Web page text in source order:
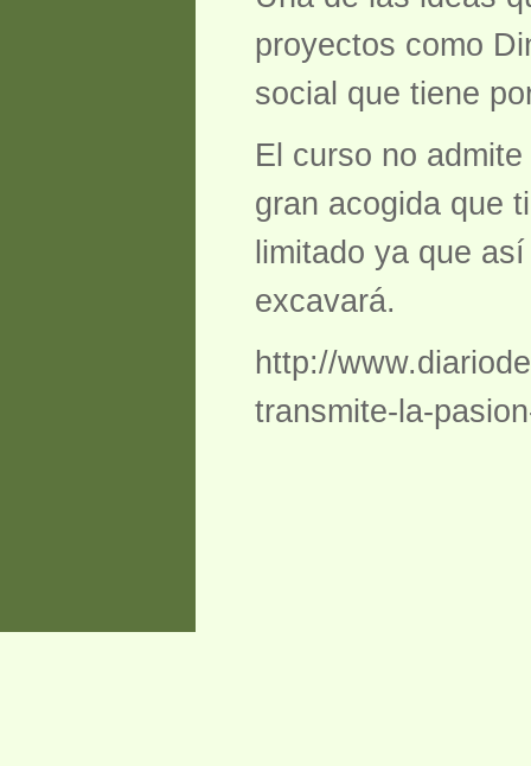
proyectos como
social que tiene
El curso no
gran acogida que
limitado ya que
excavará.
http://
transmite-la-